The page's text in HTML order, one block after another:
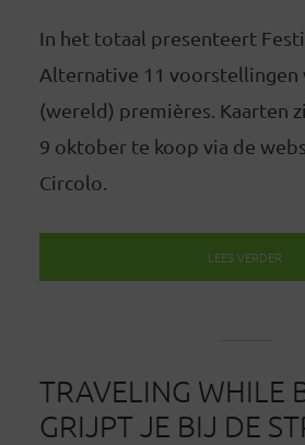
In het totaal presenteert
Alternative 11 voorstellingen
(wereld) premières. Kaarten
9 oktober te koop via de
Circolo.
LEES VERDER
TRAVELING WHILE
GRIJPT JE BIJ DE